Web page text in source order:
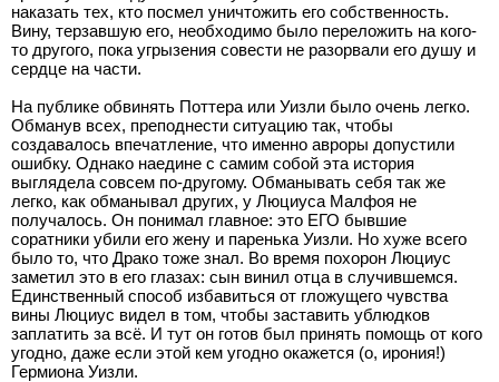
наказать тех, кто посмел уничтожить его собственность.
Вину, терзавшую его, необходимо было переложить на кого-
то другого, пока угрызения совести не разорвали его душу и
сердце на части.
На публике обвинять Поттера или Уизли было очень легко.
Обманув всех, преподнести ситуацию так, чтобы
создавалось впечатление, что именно авроры допустили
ошибку. Однако наедине с самим собой эта история
выглядела совсем по-другому. Обманывать себя так же
легко, как обманывал других, у Люциуса Малфоя не
получалось. Он понимал главное: это ЕГО бывшие
соратники убили его жену и паренька Уизли. Но хуже всего
было то, что Драко тоже знал. Во время похорон Люциус
заметил это в его глазах: сын винил отца в случившемся.
Единственный способ избавиться от гложущего чувства
вины Люциус видел в том, чтобы заставить ублюдков
заплатить за всё. И тут он готов был принять помощь от кого
угодно, даже если этой кем угодно окажется (о, ирония!)
Гермиона Уизли.